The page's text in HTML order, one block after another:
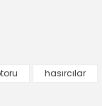
hasırcılar